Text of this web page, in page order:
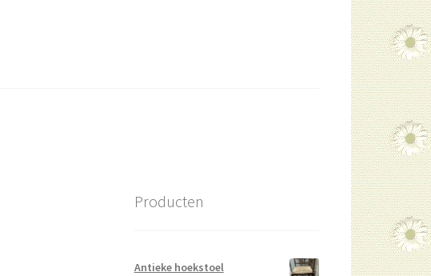
Producten
Antieke hoekstoel